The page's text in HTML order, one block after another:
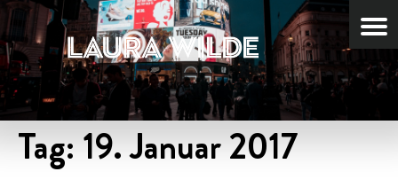
Tag:19. Januar 2017